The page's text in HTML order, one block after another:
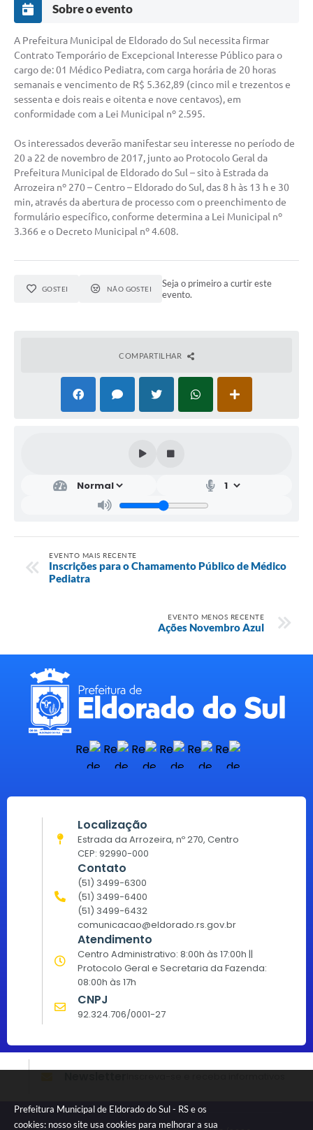
Prefeitura Municipal de Eldorado do Sul - RS e os
cookies: nosso site usa cookies para melhorar a sua
Sobre o evento
A Prefeitura Municipal de Eldorado do Sul necessita firmar
Contrato Temporário de Excepcional Interesse Público para o
cargo de: 01 Médico Pediatra, com carga horária de 20 horas
semanais e vencimento de R$ 5.362,89 (cinco mil e trezentos e
sessenta e dois reais e oitenta e nove centavos), em
conformidade com a Lei Municipal nº 2.595.
Os interessados deverão manifestar seu interesse no período de
20 a 22 de novembro de 2017, junto ao Protocolo Geral da
Prefeitura Municipal de Eldorado do Sul – sito à Estrada da
Arrozeira nº 270 – Centro – Eldorado do Sul, das 8 h às 13 h e 30
min, através da abertura de processo com o preenchimento de
formulário específico, conforme determina a Lei Municipal nº
3.366 e o Decreto Municipal nº 4.608.
GOSTEI NÃO GOSTEI
Seja o primeiro a curtir este
evento.
COMPARTILHAR
EVENTO MAIS RECENTE
Inscrições para o Chamamento Público de Médico
Pediatra
EVENTO MENOS RECENTE
Ações Novembro Azul
Localização
Estrada da Arrozeira, nº 270, Centro
CEP: 92990-000
Contato
(51) 3499-6300
(51) 3499-6400
(51) 3499-6432
comunicacao@eldorado.rs.gov.br
Atendimento
Centro Administrativo: 8:00h às 17:00h ||
Protocolo Geral e Secretaria da Fazenda:
08:00h às 17h
CNPJ
92.324.706/0001-27